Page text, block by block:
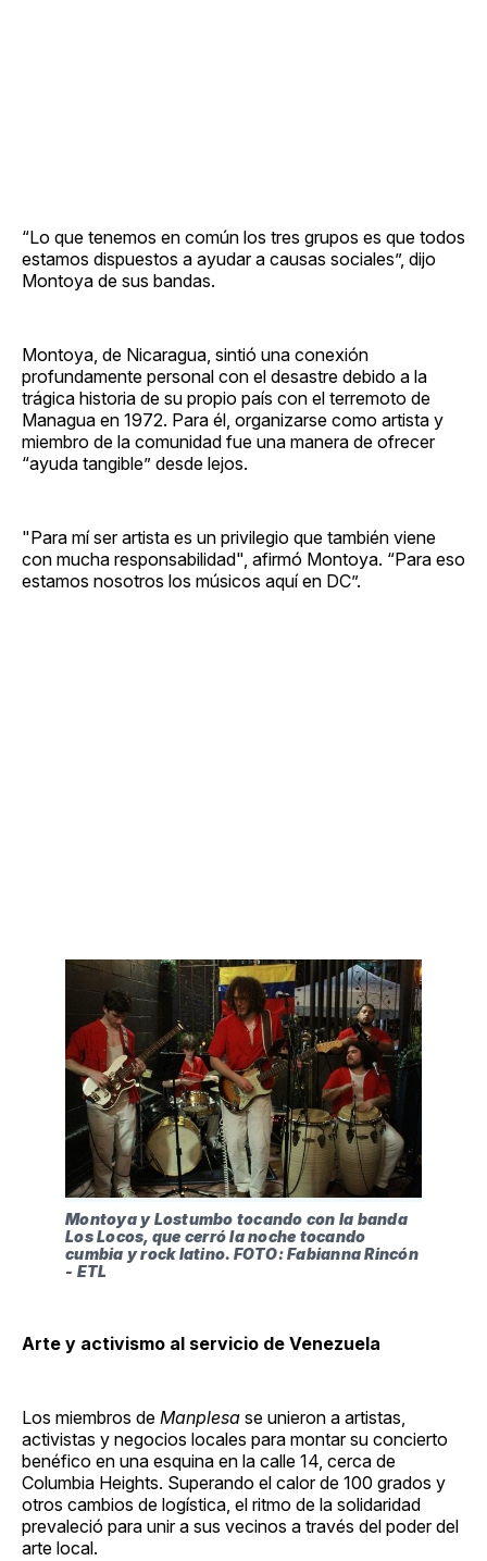
“Lo que tenemos en común los tres grupos es que todos
estamos dispuestos a ayudar a causas sociales”, dijo
Montoya de sus bandas.
Montoya, de Nicaragua, sintió una conexión
profundamente personal con el desastre debido a la
trágica historia de su propio país con el terremoto de
Managua en 1972. Para él, organizarse como artista y
miembro de la comunidad fue una manera de ofrecer
“ayuda tangible” desde lejos.
"Para mí ser artista es un privilegio que también viene
con mucha responsabilidad", afirmó Montoya. “Para eso
estamos nosotros los músicos aquí en DC”.
Montoya y Lostumbo tocando con la banda
Los Locos, que cerró la noche tocando
cumbia y rock latino. FOTO: Fabianna Rincón
- ETL
Arte y activismo al servicio de Venezuela
Los miembros de Manplesa se unieron a artistas,
activistas y negocios locales para montar su concierto
benéfico en una esquina en la calle 14, cerca de
Columbia Heights. Superando el calor de 100 grados y
otros cambios de logística, el ritmo de la solidaridad
prevaleció para unir a sus vecinos a través del poder del
arte local.